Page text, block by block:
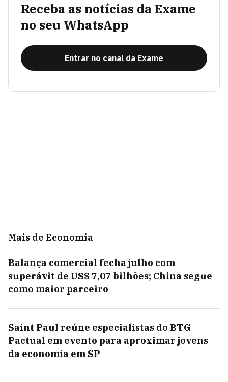
Receba as notícias da Exame
no seu WhatsApp
Entrar no canal da Exame
Mais de Economia
Balança comercial fecha julho com
superávit de US$ 7,07 bilhões; China segue
como maior parceiro
Saint Paul reúne especialistas do BTG
Pactual em evento para aproximar jovens
da economia em SP